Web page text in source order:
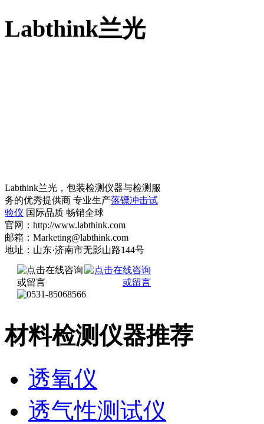
Labthink兰光
Labthink兰光，包装检测仪器与检测服
务的优秀提供商 专业生产落镖冲击试
验仪 国际品质 畅销全球
官网：http://www.labthink.com
邮箱：Marketing@labthink.com
地址：山东·济南市无影山路144号
材料检测仪器推荐
透氧仪
透气性测试仪